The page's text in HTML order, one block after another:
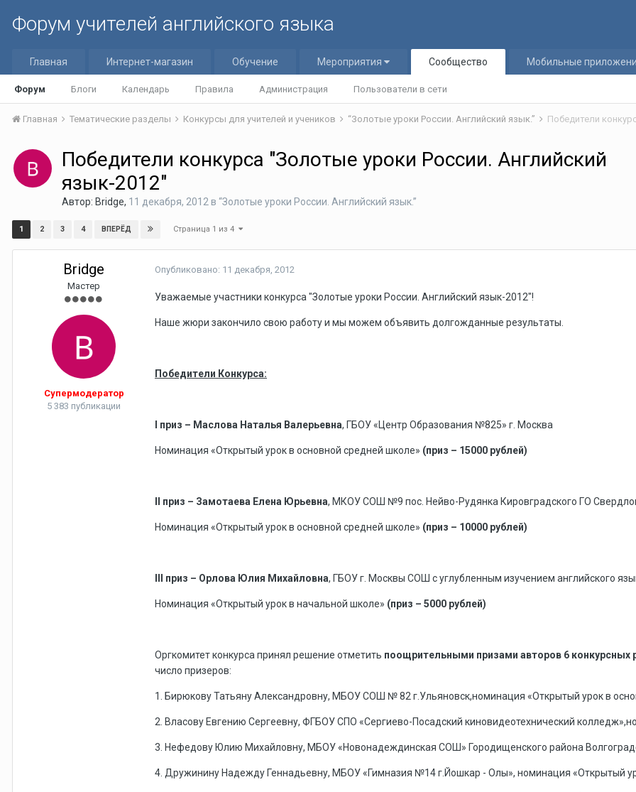
Форум учителей английского языка
Главная Интернет-магазин Обучение Мероприятия Сообщество
Форум Блоги Календарь Правила Администрация Пользователи в сети
Мобильные
Главная Тематические разделы Конкурсы для учителей и учеников “Золотые уроки России. Английский язык.” Победители
Победители конкурса "Золотые уроки России. Английский
язык-2012"
Автор: Bridge, 11 декабря, 2012 в “Золотые уроки России. Английский язык.”
1 2 3 4 ВПЕРЁД Страница 1 из 4
Bridge
Мастер
Супермодератор
5 383 публикации
Опубликовано: 11 декабря, 2012
Уважаемые участники конкурса "Золотые уроки России. Английский язык-2012"!
Наше жюри закончило свою работу и мы можем объявить долгожданные результаты.
Победители Конкурса:
I приз – Маслова Наталья Валерьевна, ГБОУ «Центр Образования №825» г. Москва
Номинация «Открытый урок в основной средней школе» (приз – 15000 рублей)
II приз – Замотаева Елена Юрьевна, МКОУ СОШ №9 пос. Нейво-Рудянка Кировградского ГО
Номинация «Открытый урок в основной средней школе» (приз – 10000 рублей)
III приз – Орлова Юлия Михайловна, ГБОУ г. Москвы СОШ с углубленным изучением английского
Номинация «Открытый урок в начальной школе» (приз – 5000 рублей)
Оргкомитет конкурса принял решение отметить поощрительными призами авторов 6 конкурсных
число призеров:
1. Бирюкову Татьяну Александровну, МБОУ СОШ № 82 г.Ульяновск,номинация «Открытый урок в
2. Власову Евгению Сергеевну, ФГБОУ СПО «Сергиево-Посадский киновидеотехнический
3. Нефедову Юлию Михайловну, МБОУ «Новонадеждинская СОШ» Городищенского района
4. Дружинину Надежду Геннадьевну, МБОУ «Гимназия №14 г.Йошкар - Олы», номинация «Открытый